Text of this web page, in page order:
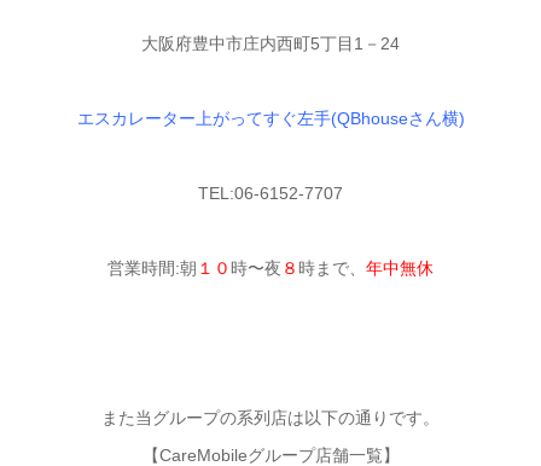
大阪府豊中市庄内西町5丁目1－24
エスカレーター上がってすぐ左手(QBhouseさん横)
TEL:06-6152-7707
営業時間:朝 １０ 時〜夜 ８ 時まで、 年中無休
また当グループの系列店は以下の通りです。
【CareMobileグループ店舗一覧】